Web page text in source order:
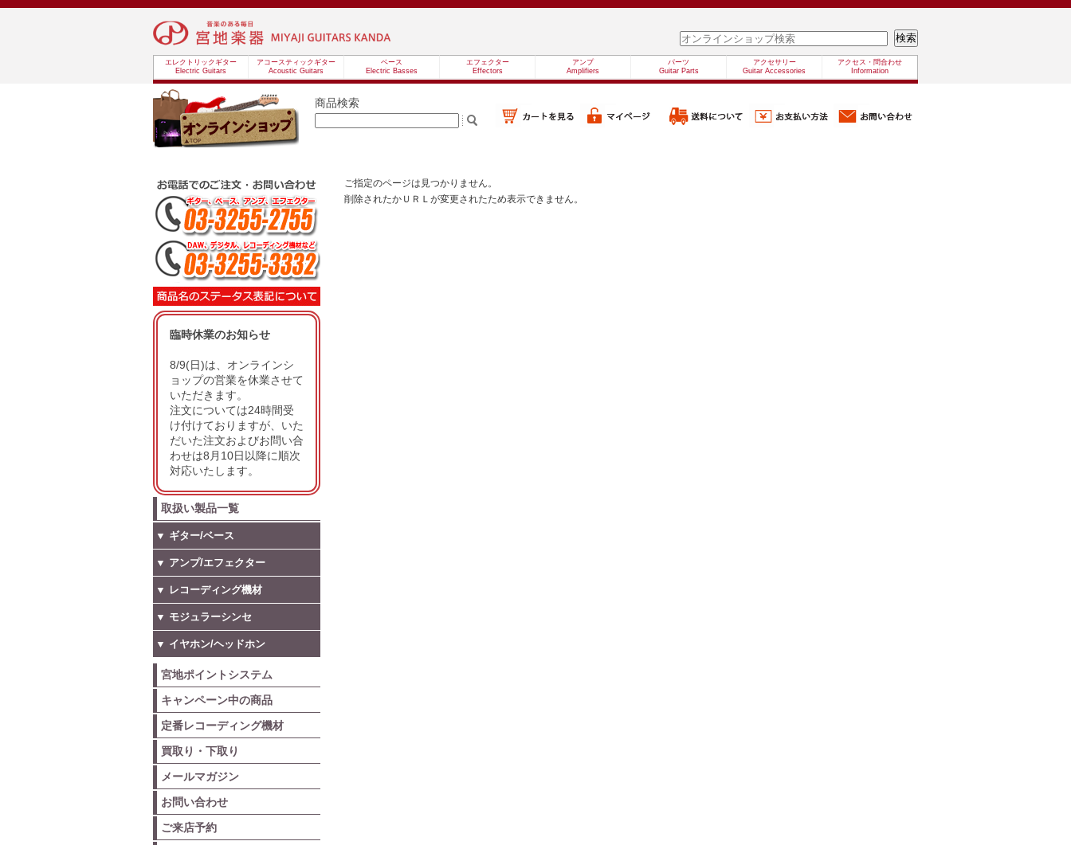
エレクトリックギター
Electric Guitars
アコースティックギター
Acoustic Guitars
ベース
Electric Basses
エフェクター
Effectors
アンプ
Amplifiers
パーツ
Guitar Parts
アクセサリー
Guitar Accessories
アクセス・問合わせ
Information
商品検索
ご指定のページは見つかりません。
削除されたかＵＲＬが変更されたため表示できません。
臨時休業のお知らせ
8/9(日)は、オンラインシ
ョップの営業を休業させて
いただきます。
注文については24時間受
け付けておりますが、いた
だいた注文およびお問い合
わせは8月10日以降に順次
対応いたします。
取扱い製品一覧
▼ ギター/ベース
▼ アンプ/エフェクター
▼ レコーディング機材
▼ モジュラーシンセ
▼ イヤホン/ヘッドホン
宮地ポイントシステム
キャンペーン中の商品
定番レコーディング機材
買取り・下取り
メールマガジン
お問い合わせ
ご来店予約